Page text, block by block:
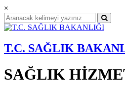
×
T.C. SAĞLIK
SAĞLIK